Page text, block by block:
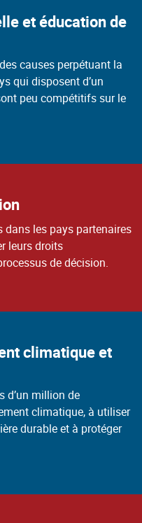
et éducation de
causes perpétuant la
qui disposent d’un
peu compétitifs sur le
dans les pays partenaires
leurs droits
de décision.
climatique et
d’un million de
climatique, à utiliser
durable et à protéger